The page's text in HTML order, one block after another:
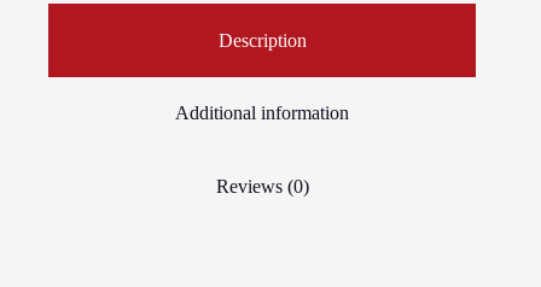
Description
Additional information
Reviews (0)